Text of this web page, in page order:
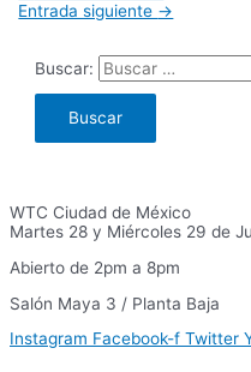
Entrada siguiente →
Buscar:
WTC Ciudad de México
Martes 28 y Miércoles 29 de
Abierto de 2pm a 8pm
Salón Maya 3 / Planta Baja
Instagram Facebook-f Twitter